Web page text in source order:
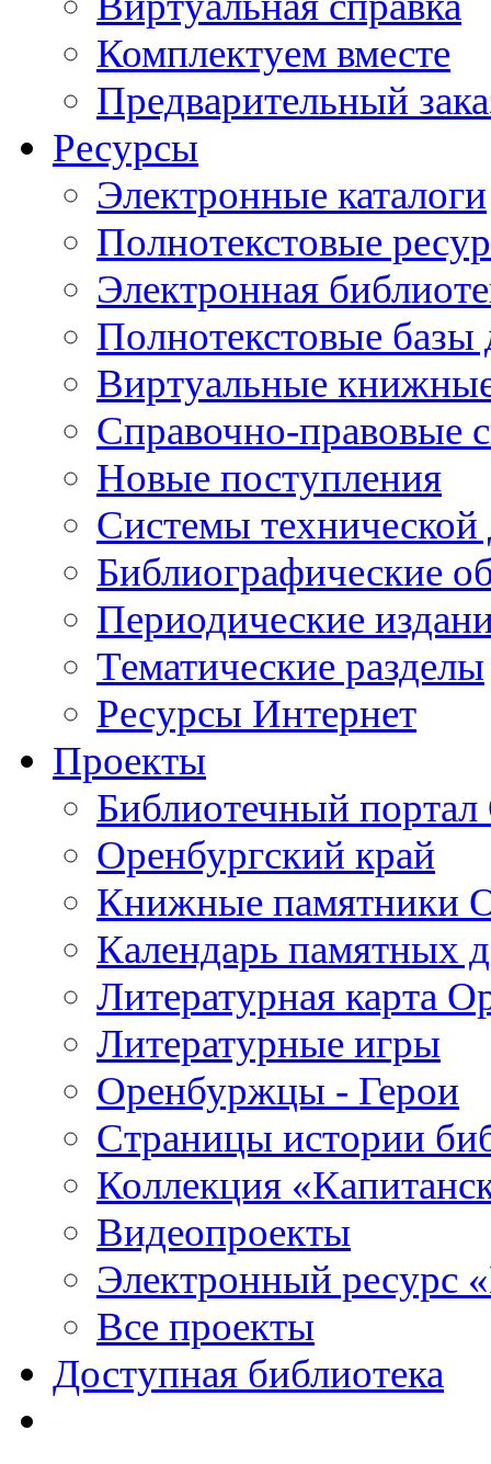
Комплектуем вместе
Предварительный
Ресурсы
Электронные каталоги
Полнотекстовые
Электронная
Полнотекстовые
Виртуальные
Справочно-правовые
Новые поступления
Cистемы
Библиографические
Периодические
Тематические разделы
Ресурсы Интернет
Проекты
Библиотечный портал
Оренбургский край
Книжные памятники
Календарь памятных
Литературная карта
Литературные игры
Оренбуржцы - Герои
Страницы истории
Коллекция
Видеопроекты
Электронный ресурс
Все проекты
Доступная библиотека